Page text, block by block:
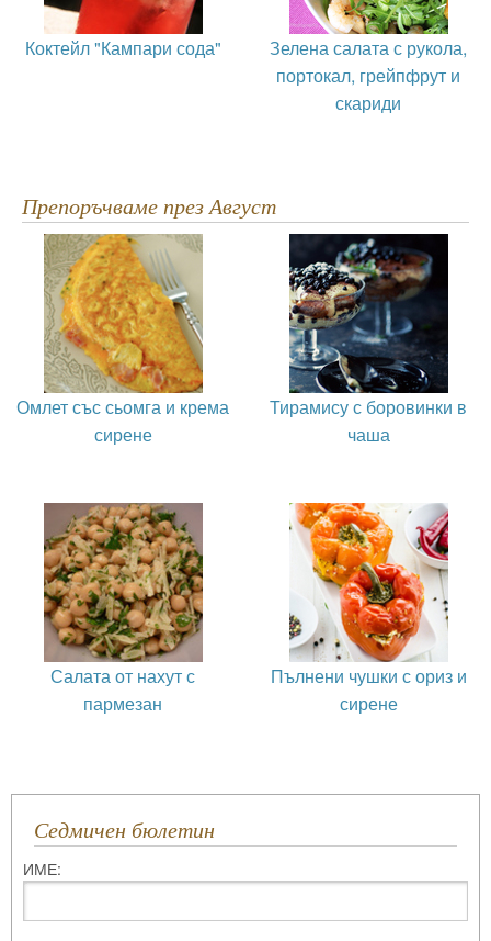
Коктейл "Кампари сода"
Зелена салата с рукола,
портокал, грейпфрут и
скариди
Препоръчваме през Август
Омлет със сьомга и крема
сирене
Тирамису с боровинки в
чаша
Салата от нахут с
пармезан
Пълнени чушки с ориз и
сирене
Седмичен бюлетин
ИМЕ: